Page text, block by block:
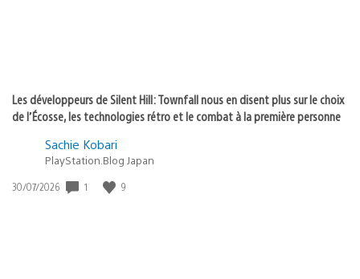
Les développeurs de Silent Hill: Townfall nous en disent plus sur le choix
de l’Écosse, les technologies rétro et le combat à la première personne
Sachie Kobari
PlayStation.Blog Japan
Date
30/07/2026 1 9